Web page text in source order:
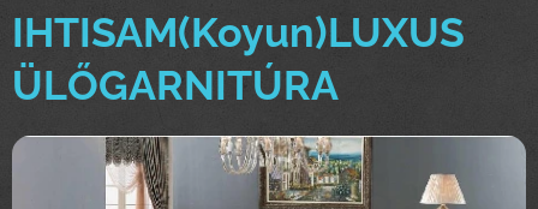
IHTISAM(Koyun)LUXUS
ÜLŐGARNITÚRA